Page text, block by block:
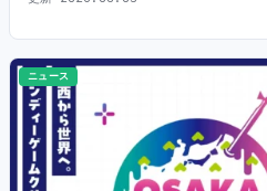
ニュース